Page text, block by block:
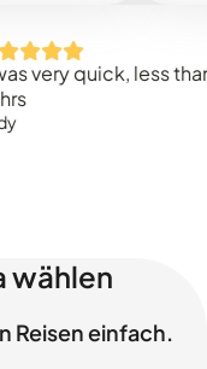
quick, less than
wählen
Reisen einfach.